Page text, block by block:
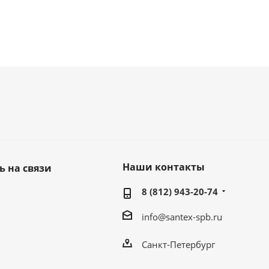
на связи Наши контакты
8 (812) 943-20-74
info@santex-spb.ru
Санкт-Петербург